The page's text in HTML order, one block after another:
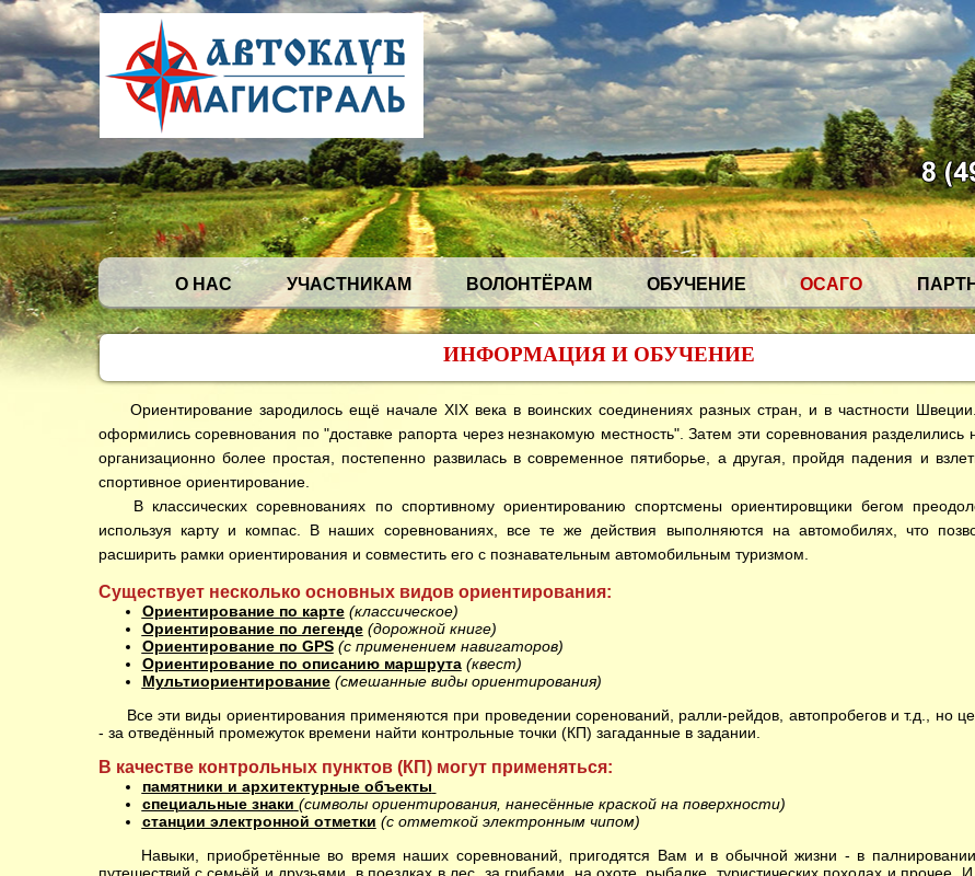
О НАС УЧАСТНИКАМ ВОЛОНТЁРАМ ОБУЧЕНИЕ ОСАГО
ИНФОРМАЦИЯ И ОБУЧЕНИЕ
Ориентирование зародилось ещё начале XIX века в воинских соединениях разных стран, и в частности
оформились соревнования по "доставке рапорта через незнакомую местность". Затем эти соревнования разделились
организационно более простая, постепенно развилась в современное пятиборье, а другая, пройдя падения и
спортивное ориентирование.
В классических соревнованиях по спортивному ориентированию спортсмены ориентировщики бегом
используя карту и компас. В наших соревнованиях, все те же действия выполняются на автомобилях, что
расширить рамки ориентирования и совместить его с познавательным автомобильным туризмом.
Существует несколько основных видов ориентирования:
Ориентирование по карте (классическое)
Ориентирование по легенде (дорожной книге)
Ориентирование по GPS (с применением навигаторов)
Ориентирование по описанию маршрута (квест)
Мультиориентирование (смешанные виды ориентирования)
Все эти виды ориентирования применяются при проведении соренований, ралли-рейдов, автопробегов и т.д., но
- за отведённый промежуток времени найти контрольные точки (КП) загаданные в задании.
В качестве контрольных пунктов (КП) могут применяться:
памятники и архитектурные объекты
специальные знаки (символы ориентирования, нанесённые краской на поверхности)
станции электронной отметки (с отметкой электронным чипом)
Навыки, приобретённые во время наших соревнований, пригодятся Вам и в обычной жизни - в палнировании